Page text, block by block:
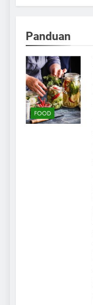
Panduan
FOOD